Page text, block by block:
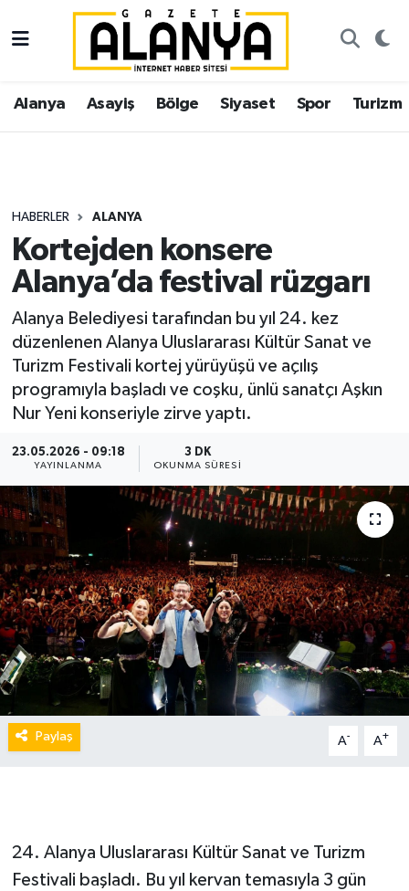
Alanya Asayiş Bölge Siyaset Spor Turizm
HABERLER ALANYA
Kortejden konsere
Alanya’da festival rüzgarı
Alanya Belediyesi tarafından bu yıl 24. kez
düzenlenen Alanya Uluslararası Kültür Sanat ve
Turizm Festivali kortej yürüyüşü ve açılış
programıyla başladı ve coşku, ünlü sanatçı Aşkın
Nur Yeni konseriyle zirve yaptı.
23.05.2026 - 09:18
YAYINLANMA
3 DK
OKUNMA SÜRESI
Paylaş A- A+
24. Alanya Uluslararası Kültür Sanat ve Turizm
Festivali başladı. Bu yıl kervan temasıyla 3 gün
Alanya
Asayiş
Siyaset
Spor
Turizm
Ekonomi
Gazipaşa
İstanbul Nöbetçi Eczaneler
İstanbul Hava Durumu
Süper Lig Puan Durumu ve Fikstür
Tüm Manşetler
Son Dakika Haberleri
Haber Arşivi